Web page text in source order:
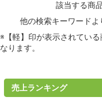
該当する商
他の検索キーワードよ
※【軽】印が表示されてい
なります。
売上ランキング